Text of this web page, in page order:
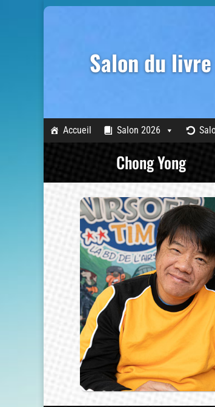
Salon du
Accueil Salon 2026
Chong Yong